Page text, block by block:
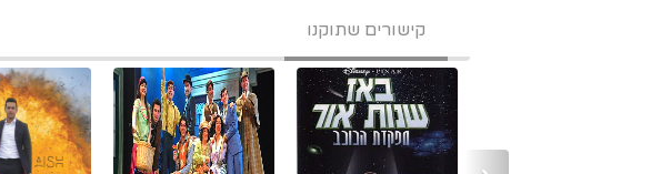
קישורים שתוקנו